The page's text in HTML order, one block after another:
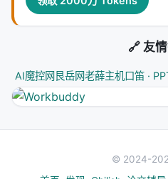
🔗 友
AI魔控网 艮岳网老薛主机口笛 ·
© 2024-